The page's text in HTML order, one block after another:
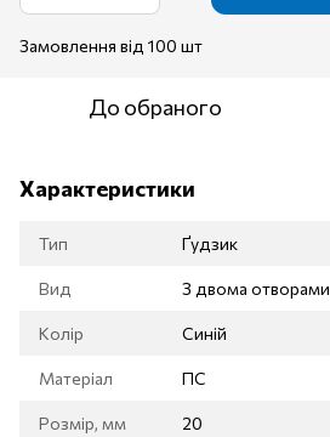
Замовлення від 100 шт
До обраного
Характеристики
Тип Ґудзик
Вид З двома отворами
Колір Синій
Матеріал ПС
Розмір, мм 20